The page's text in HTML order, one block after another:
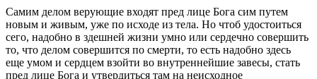
Самим делом верующие входят пред лице Бога сим путем
новым и живым, уже по исходе из тела. Но чтоб удостоиться
сего, надобно в здешней жизни умно или сердечно совершить
то, что делом совершится по смерти, то есть надобно здесь
еще умом и сердцем взойти во внутреннейшие завесы, стать
пред лице Бога и утвердиться там на неисходное